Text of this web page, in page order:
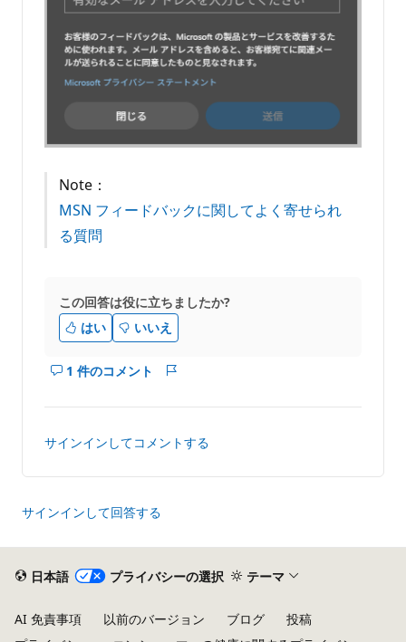
Note：
MSN フィードバックに関してよく寄せられ
る質問
この回答は役に立ちましたか?
はい
いいえ
1 件のコメント
こ
答
の
コ
ン
を
表
示
る
ト
サインインしてコメントする
サインインして回答する
日本語 プライバシーの選択 テーマ
AI 免責事項 以前のバージョン ブログ
投稿